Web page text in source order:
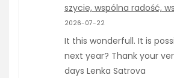
szycie, wspólna radość,
2026-07-22
It this wonderfull. It is
next year? Thank your
days Lenka Satrova